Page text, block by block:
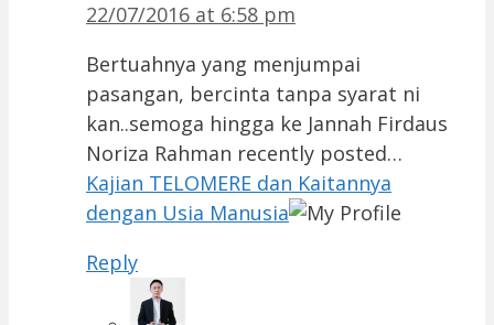
22/07/2016 at 6:58 pm
Bertuahnya yang menjumpai
pasangan, bercinta tanpa syarat ni
kan..semoga hingga ke Jannah Firdaus
Noriza Rahman recently posted…
Kajian TELOMERE dan Kaitannya
dengan Usia Manusia
Reply